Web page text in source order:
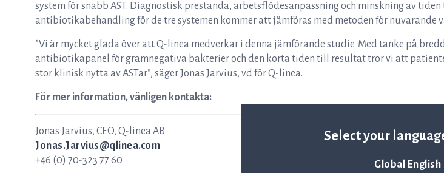
Select your
Global English
system för snabb AST. Diagnostisk prestanda, arbetsflödesanpassning och minskning av
antibiotikabehandling för de tre systemen kommer att jämföras med metoden för nuvarande
”Vi är mycket glada över att Q-linea medverkar i denna jämförande studie. Med tanke på
antibiotikapanel för gramnegativa bakterier och den korta tiden till resultat tror vi att
stor klinisk nytta av ASTar”, säger Jonas Jarvius, vd för Q-linea.
För mer information, vänligen kontakta:
Jonas Jarvius, CEO, Q-linea AB
Jonas.Jarvius@qlinea.com
+46 (0) 70-323 77 60